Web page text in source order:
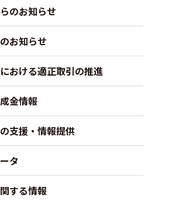
のお知らせ
お知らせ
おける適正取引の推進
金情報
支援・情報提供
タ
する情報